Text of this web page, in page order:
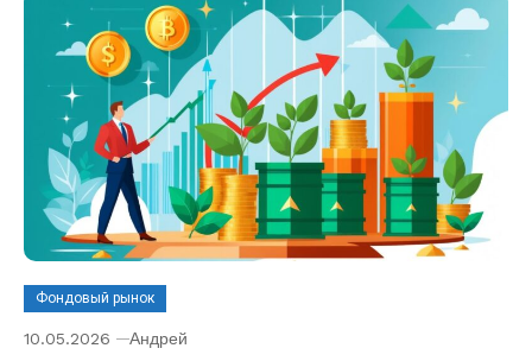
Фондовый рынок
10.05.2026 Андрей